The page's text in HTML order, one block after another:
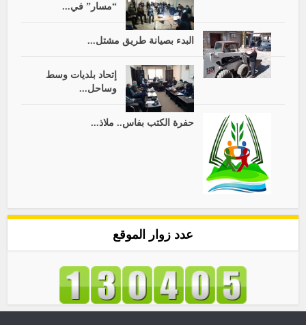
“مسار” في...
البدء بصيانة طريق مشتل...
إتحاد بلديات وسط
وساحل...
حفرة الكتب بفاس.. ملاذ...
عدد زوار الموقع